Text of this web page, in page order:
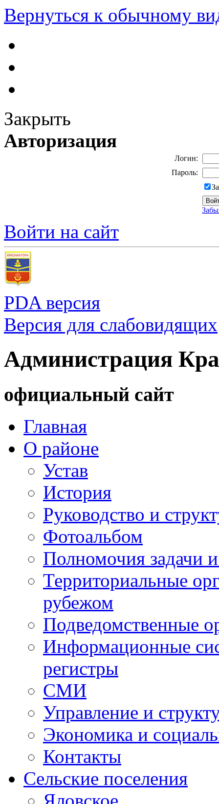
Вернуться к обычному
Закрыть
Авторизация
Логин:
Пароль:
Войти на сайт
PDA версия
Версия для слабовидящих
Администрация
официальный сайт
Главная
О районе
Устав
История
Руководство и
Фотоальбом
Полномочия задачи
Территориальные
рубежом
Подведомственные
Информационные
регистры
СМИ
Управление и
Экономика и
Контакты
Сельские поселения